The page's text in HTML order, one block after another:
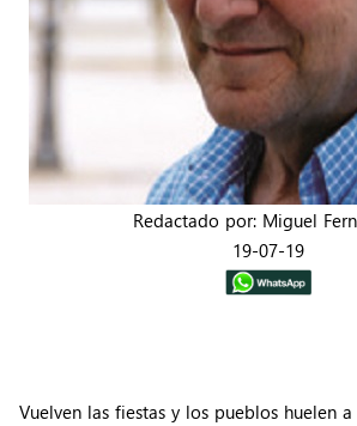
Redactado por: Miguel
19-07-19
Vuelven las fiestas y los pueblos huelen